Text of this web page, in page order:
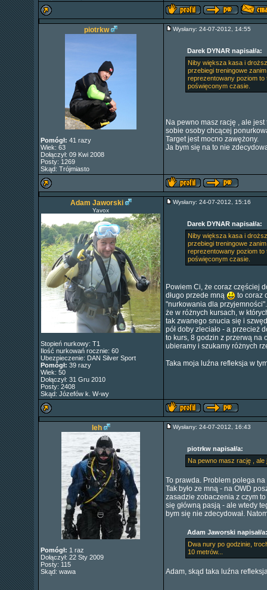
piotrkw
Pomógł: 41 razy
Wiek: 63
Dołączył: 09 Kwi 2008
Posty: 1269
Skąd: Trójmiasto
Wysłany: 24-07-2012, 14:55
Darek DYNAR napisał/a:
Niby większa kasa i
przebiegi treningowe
reprezentowany poziom to
poświęconym czasie.
Na pewno masz rację , ale
sobie osoby chcącej
Target jest mocno zawężony.
Ja bym się na to nie
Adam Jaworski
Yavox
Stopień nurkowy: T1
Ilość nurkowań rocznie: 60
Ubezpieczenie: DAN Silver Sport
Pomógł: 39 razy
Wiek: 50
Dołączył: 31 Gru 2010
Posty: 2408
Skąd: Józefów k. W-wy
Wysłany: 24-07-2012, 15:16
Darek DYNAR napisał/a:
Niby większa kasa i
przebiegi treningowe
reprezentowany poziom to
poświęconym czasie.
Powiem Ci, że coraz częściej
długo przede mną
to coraz
"nurkowania dla
że w różnych kursach, w
tak zwanego snucia się i
pół doby zleciało - a przecież
to kurs, 8 godzin z przerwą na
ubieramy i szukamy różnych
Taka moja luźna refleksja w
leh
Pomógł: 1 raz
Dołączył: 22 Sty 2009
Posty: 115
Skąd: wawa
Wysłany: 24-07-2012, 16:43
piotrkw napisał/a:
Na pewno masz rację ,
To prawda. Problem polega
Tak było ze mną - na OWD
zasadzie zobaczenia z czym
się główną pasją - ale wtedy
bym się nie zdecydował.
Adam Jaworski napisał/a:
Dwa nury po godzinie,
10 metrów...
Adam, skąd taka luźna